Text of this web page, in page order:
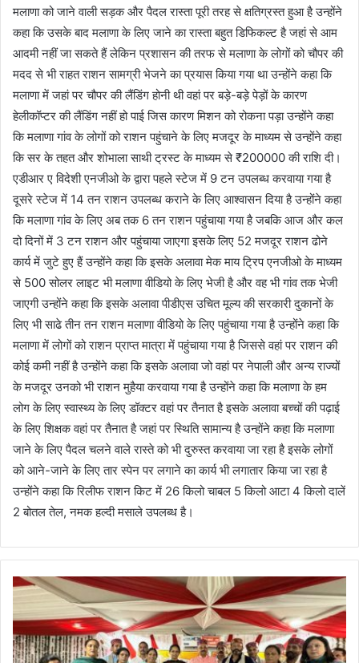
मलाणा को जाने वाली सड़क और पैदल रास्ता पूरी तरह से क्षतिग्रस्त हुआ है उन्होंने
कहा कि उसके बाद मलाणा के लिए जाने का रास्ता बहुत डिफिकल्ट है जहां से आम
आदमी नहीं जा सकते हैं लेकिन प्रशासन की तरफ से मलाणा के लोगों को चौपर की
मदद से भी राहत राशन सामग्री भेजने का प्रयास किया गया था उन्होंने कहा कि
मलाणा में जहां पर चौपर की लैंडिंग होनी थी वहां पर बड़े-बड़े पेड़ों के कारण
हेलीकॉप्टर की लैंडिंग नहीं हो पाई जिस कारण मिशन को रोकना पड़ा उन्होंने कहा
कि मलाणा गांव के लोगों को राशन पहुंचाने के लिए मजदूर के माध्यम से उन्होंने कहा
कि सर के तहत और शोभाला साथी ट्रस्ट के माध्यम से ₹200000 की राशि दी।
एडीआर ए विदेशी एनजीओ के द्वारा पहले स्टेज में 9 टन उपलब्ध करवाया गया है
दूसरे स्टेज में 14 तन राशन उपलब्ध कराने के लिए आश्वासन दिया है उन्होंने कहा
कि मलाणा गांव के लिए अब तक 6 तन राशन पहुंचाया गया है जबकि आज और कल
दो दिनों में 3 टन राशन और पहुंचाया जाएगा इसके लिए 52 मजदूर राशन ढोने
कार्य में जुटे हुए हैं उन्होंने कहा कि इसके अलावा मेक माय ट्रिप एनजीओ के माध्यम
से 500 सोलर लाइट भी मलाणा वीडियो के लिए भेजी है और वह भी गांव तक भेजी
जाएगी उन्होंने कहा कि इसके अलावा पीडीएस उचित मूल्य की सरकारी दुकानों के
लिए भी साढे तीन तन राशन मलाणा वीडियो के लिए पहुंचाया गया है उन्होंने कहा कि
मलाणा में लोगों को राशन प्राप्त मात्रा में पहुंचाया गया है जिससे वहां पर राशन की
कोई कमी नहीं है उन्होंने कहा कि इसके अलावा जो वहां पर नेपाली और अन्य राज्यों
के मजदूर उनको भी राशन मुहैया करवाया गया है उन्होंने कहा कि मलाणा के हम
लोग के लिए स्वास्थ्य के लिए डॉक्टर वहां पर तैनात है इसके अलावा बच्चों की पढ़ाई
के लिए शिक्षक वहां पर तैनात है जहां पर स्थिति सामान्य है उन्होंने कहा कि मलाणा
जाने के लिए पैदल चलने वाले रास्ते को भी दुरुस्त करवाया जा रहा है इसके लोगों
को आने-जाने के लिए तार स्पेन पर लगाने का कार्य भी लगातार किया जा रहा है
उन्होंने कहा कि रिलीफ राशन किट में 26 किलो चाबल 5 किलो आटा 4 किलो दालें
2 बोतल तेल, नमक हल्दी मसाले उपलब्ध है।